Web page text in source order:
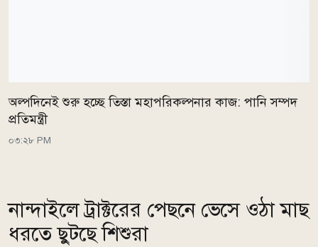
অল্পদিনেই শুরু হচ্ছে তিস্তা মহাপরিকল্পনার কাজ: পানি সম্পদ
প্রতিমন্ত্রী
০৩:২৮ PM
নান্দাইলে ট্রাক্টরের পেছনে ভেসে ওঠা মাছ
ধরতে ছুটছে শিশুরা